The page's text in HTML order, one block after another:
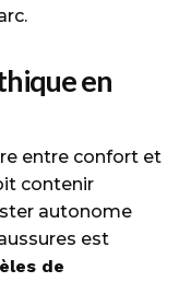
en
entre confort et
contenir
autonome
est
de